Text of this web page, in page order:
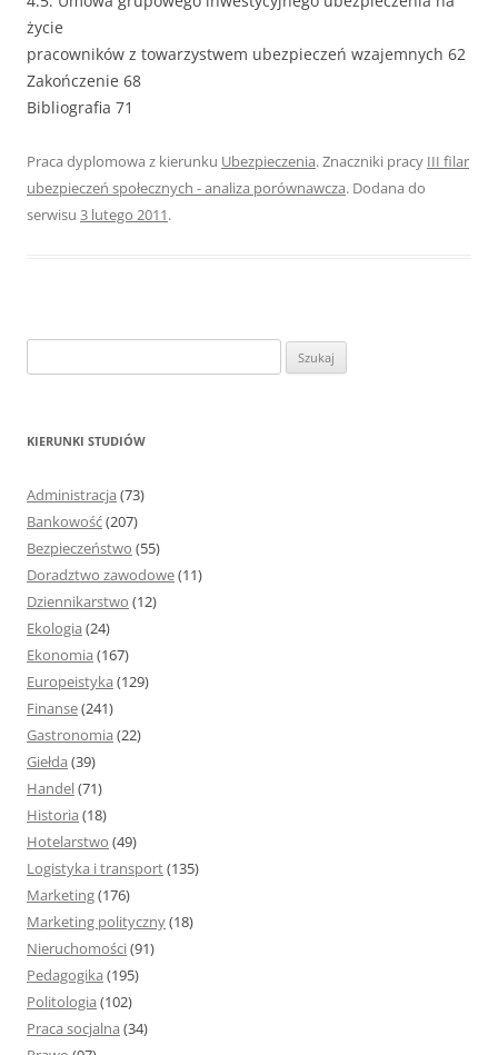
życie
pracowników z towarzystwem ubezpieczeń wzajemnych 62
Zakończenie 68
Bibliografia 71
Praca dyplomowa z kierunku Ubezpieczenia. Znaczniki pracy III filar
ubezpieczeń społecznych - analiza porównawcza. Dodana do
serwisu 3 lutego 2011.
z
KIERUNKI STUDIÓW
Administracja (73)
Bankowość(207)
Bezpieczeństwo (55)
Doradztwo zawodowe(11)
Dziennikarstwo (12)
Ekologia (24)
Ekonomia (167)
Europeistyka (129)
Finanse(241)
Gastronomia (22)
Giełda (39)
Handel(71)
Historia (18)
Hotelarstwo (49)
Logistyka i transport(135)
Marketing(176)
Marketing polityczny(18)
Nieruchomości(91)
Pedagogika (195)
Politologia (102)
Praca socjalna (34)